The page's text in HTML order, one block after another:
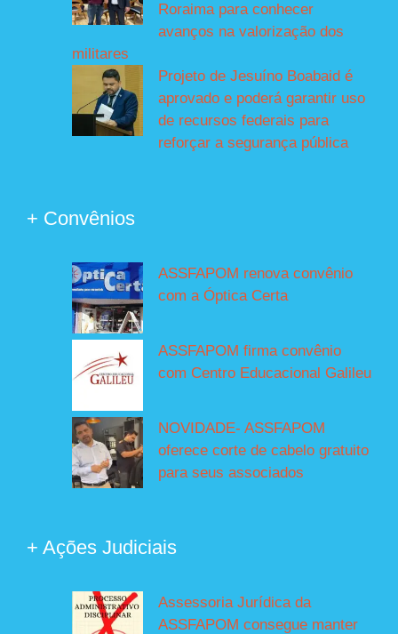
Roraima para conhecer
avanços na valorização dos
militares
Projeto de Jesuíno Boabaid é
aprovado e poderá garantir uso
de recursos federais para
reforçar a segurança pública
+ Convênios
ASSFAPOM renova convênio
com a Óptica Certa
ASSFAPOM firma convênio
com Centro Educacional Galileu
NOVIDADE- ASSFAPOM
oferece corte de cabelo gratuito
para seus associados
+ Ações Judiciais
Assessoria Jurídica da
ASSFAPOM consegue manter